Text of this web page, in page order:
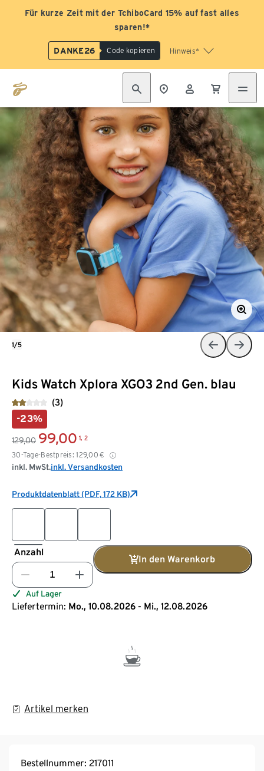
Für kurze Zeit mit der TchiboCard 15% auf fast alles
sparen!*
DANKE26 Code kopieren Hinweis*
Kids Watch Xplora XGO3 2nd Gen. blau
(3)
-23%
129,00 99,00 1, 2
30-Tage-Bestpreis: 129,00 €
inkl. MwSt.inkl. Versandkosten
Produktdatenblatt (PDF, 172 KB)
Anzahl
In den Warenkorb
Auf Lager
Liefertermin: Mo., 10.08.2026 - Mi., 12.08.2026
Artikel merken
1/5
Bestellnummer: 217011